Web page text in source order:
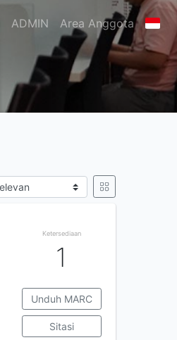
ADMIN Area Anggota
Ketersediaan
1
Unduh MARC
Sitasi